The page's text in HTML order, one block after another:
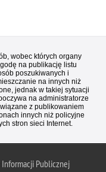
wobec których organy
na publikację listu
poszukiwanych i
na innych niż
jednak w takiej sytuacji
na administratorze
z publikowaniem
innych niż policyjne
stron sieci Internet.
Publicznej